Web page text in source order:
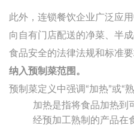
此外，连锁餐饮企业广泛应
向自有门店配送的净菜、半
食品安全的法律法规和标准要
纳入预制菜范围。
预制菜定义中强调“加热”或“
加热是指将食品加热到
经预加工熟制的产品在